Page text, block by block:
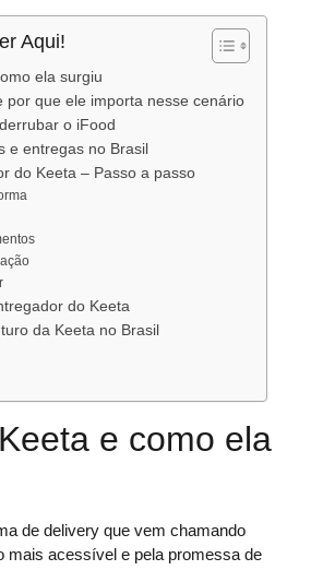
Aqui!
ela surgiu
por que ele importa nesse cenário
o iFood
e entregas no Brasil
do Keeta – Passo a passo
do Keeta
da Keeta no Brasil
e como ela
de delivery que vem chamando
mais acessível e pela promessa de